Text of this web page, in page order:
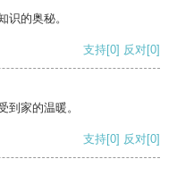
识的奥秘。
支持[0] 反对[0]
到家的温暖。
支持[0] 反对[0]